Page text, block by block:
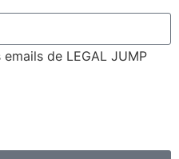
de LEGAL JUMP